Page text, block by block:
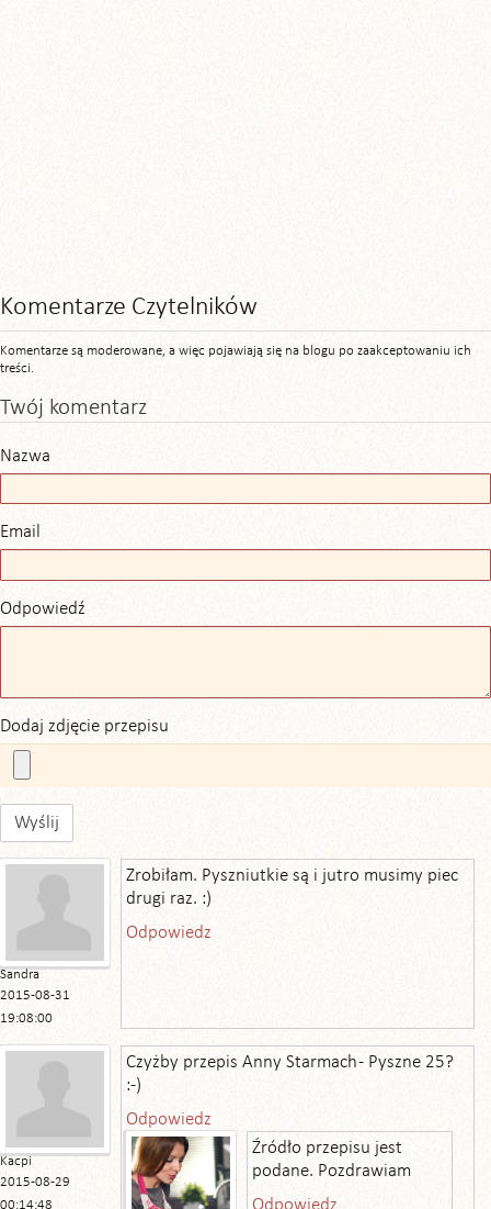
Komentarze Czytelników
Komentarze są moderowane, a więc pojawiają się na blogu po zaakceptowaniu ich
treści.
Twój komentarz
Nazwa
Email
Odpowiedź
Dodaj zdjęcie przepisu
Wyślij
Sandra
2015-08-31
19:08:00
Zrobiłam. Pyszniutkie są i jutro musimy piec
drugi raz. :)
Odpowiedz
Kacpi
2015-08-29
00:14:48
Czyżby przepis Anny Starmach - Pyszne 25?
:-)
Odpowiedz
Źródło przepisu jest
podane. Pozdrawiam
Odpowiedz